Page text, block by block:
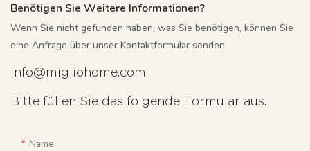
Benötigen Sie Weitere Informationen?
Wenn Sie nicht gefunden haben, was Sie benötigen, können Sie
eine Anfrage über unser Kontaktformular senden
info@migliohome.com
Bitte füllen Sie das folgende Formular aus.
Name